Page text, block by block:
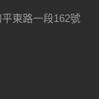
東路一段162號